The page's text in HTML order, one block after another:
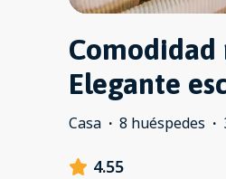
Comodidad
Elegante
Casa · 8 huéspedes ·
4.55